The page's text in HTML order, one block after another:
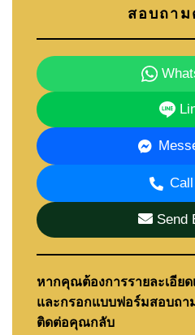
สอบถา
Send
หากคุณต้องการรายละเอีย
และกรอกแบบฟอร์มสอบถา
ติดต่อคุณกลับ